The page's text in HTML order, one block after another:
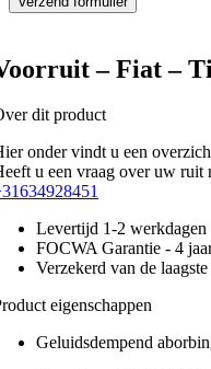
– Fiat –
dit product
onder vindt u een
u een vraag over uw ruit
Levertijd 1-2 werkdagen
FOCWA Garantie - 4
Verzekerd van de
eigenschappen
Geluidsdempend